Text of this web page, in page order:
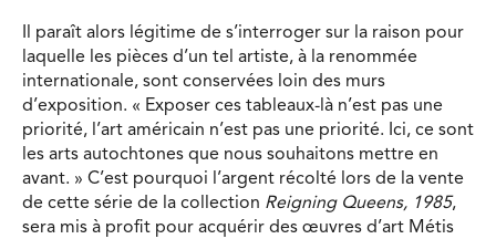
Il paraît alors légitime de s’interroger sur la raison pour
laquelle les pièces d’un tel artiste, à la renommée
internationale, sont conservées loin des murs
d’exposition. « Exposer ces tableaux-là n’est pas une
priorité, l’art américain n’est pas une priorité. Ici, ce sont
les arts autochtones que nous souhaitons mettre en
avant. » C’est pourquoi l’argent récolté lors de la vente
de cette série de la collection Reigning Queens, 1985,
sera mis à profit pour acquérir des œuvres d’art Métis